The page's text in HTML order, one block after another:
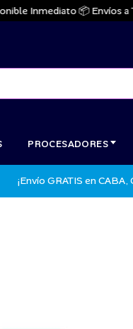
Inmediato 📦 Envíos a
PROCESADORES
¡Envío GRATIS en